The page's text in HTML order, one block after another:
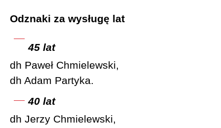
Odznaki za wysługę lat
45 lat
dh Paweł Chmielewski,
dh Adam Partyka.
40 lat
dh Jerzy Chmielewski,